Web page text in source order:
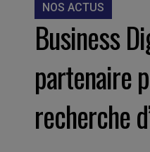
NOS ACTUS
Business
partenaire
recherche